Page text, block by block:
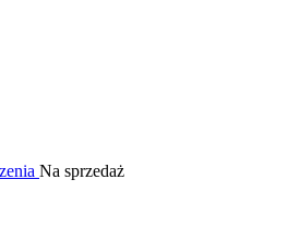
Na sprzedaż